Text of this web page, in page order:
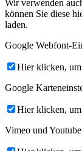
Wir verwenden
können Sie diese
laden.
Google Webfont-
Hier klicken,
Google
Hier klicken,
Vimeo und